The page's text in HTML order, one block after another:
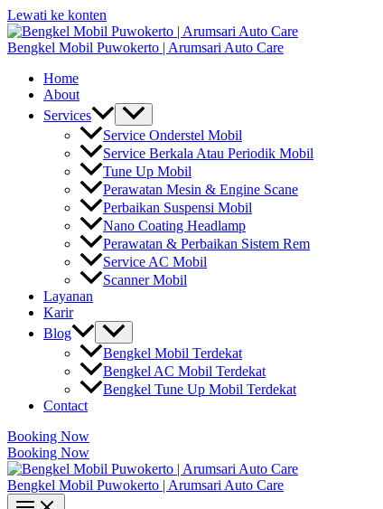
Lewati ke konten
Bengkel Mobil Puwokerto | Arumsari Auto Care
Home
About
Services
Service Onderstel Mobil
Service Berkala Atau Periodik Mobil
Tune Up Mobil
Perawatan Mesin & Engine Scane
Perbaikan Suspensi Mobil
Nano Coating Headlamp
Perawatan & Perbaikan Sistem Rem
Service AC Mobil
Scanner Mobil
Layanan
Karir
Blog
Bengkel Mobil Terdekat
Bengkel AC Mobil Terdekat
Bengkel Tune Up Mobil Terdekat
Contact
Booking Now
Booking Now
Bengkel Mobil Puwokerto | Arumsari Auto Care